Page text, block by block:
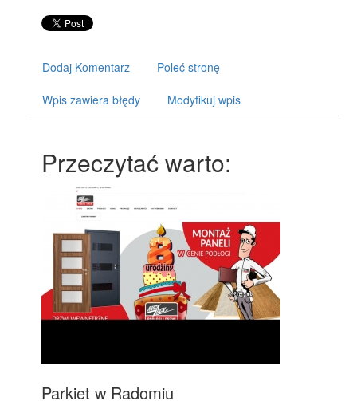
Dodaj Komentarz Poleć stronę
Wpis zawiera błędy Modyfikuj wpis
Przeczytać warto:
Parkiet w Radomiu